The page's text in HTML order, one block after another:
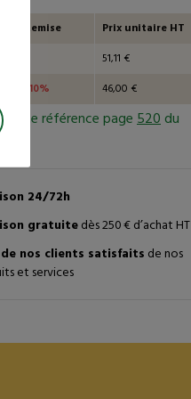
Remise
Prix unitaire HT
51,11 €
-10% 46,00 €
cette référence page520du
24/72h
gratuitedès 250 € d’achat HT
nos clients satisfaits de nos
et services